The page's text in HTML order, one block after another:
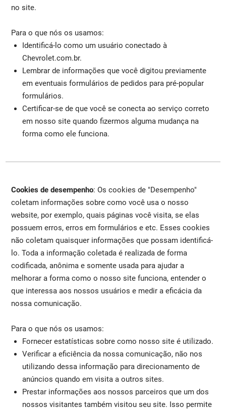
no site.
Para o que nós os usamos:
Identificá-lo como um usuário conectado à
Chevrolet.com.br.
Lembrar de informações que você digitou previamente
em eventuais formulários de pedidos para pré-popular
formulários.
Certificar-se de que você se conecta ao serviço correto
em nosso site quando fizermos alguma mudança na
forma como ele funciona.
Cookies de desempenho: Os cookies de "Desempenho"
coletam informações sobre como você usa o nosso
website, por exemplo, quais páginas você visita, se elas
possuem erros, erros em formulários e etc. Esses cookies
não coletam quaisquer informações que possam identificá-
lo. Toda a informação coletada é realizada de forma
codificada, anônima e somente usada para ajudar a
melhorar a forma como o nosso site funciona, entender o
que interessa aos nossos usuários e medir a eficácia da
nossa comunicação.
Para o que nós os usamos:
Fornecer estatísticas sobre como nosso site é utilizado.
Verificar a eficiência da nossa comunicação, não nos
utilizando dessa informação para direcionamento de
anúncios quando em visita a outros sites.
Prestar informações aos nossos parceiros que um dos
nossos visitantes também visitou seu site. Isso permite